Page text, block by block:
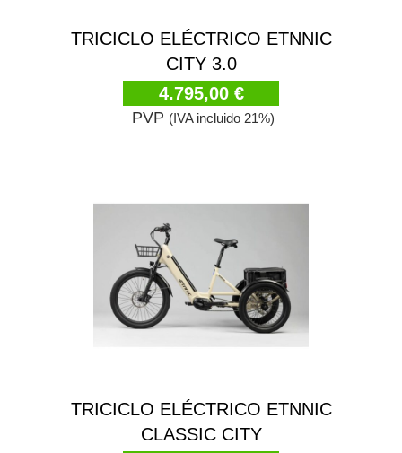
TRICICLO ELÉCTRICO ETNNIC
CITY 3.0
4.795,00 €
PVP (IVA incluido 21%)
TRICICLO ELÉCTRICO ETNNIC
CLASSIC CITY